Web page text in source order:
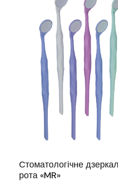
Стоматологічне
рота «MR»